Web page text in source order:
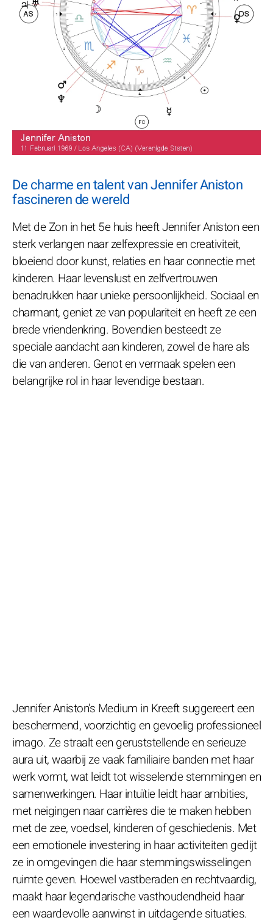
De charme en talent van Jennifer Aniston
fascineren de wereld
Met de Zon in het 5e huis heeft Jennifer Aniston een
sterk verlangen naar zelfexpressie en creativiteit,
bloeiend door kunst, relaties en haar connectie met
kinderen. Haar levenslust en zelfvertrouwen
benadrukken haar unieke persoonlijkheid. Sociaal en
charmant, geniet ze van populariteit en heeft ze een
brede vriendenkring. Bovendien besteedt ze
speciale aandacht aan kinderen, zowel de hare als
die van anderen. Genot en vermaak spelen een
belangrijke rol in haar levendige bestaan.
Jennifer Aniston's Medium in Kreeft suggereert een
beschermend, voorzichtig en gevoelig professioneel
imago. Ze straalt een geruststellende en serieuze
aura uit, waarbij ze vaak familiaire banden met haar
werk vormt, wat leidt tot wisselende stemmingen en
samenwerkingen. Haar intuïtie leidt haar ambities,
met neigingen naar carrières die te maken hebben
met de zee, voedsel, kinderen of geschiedenis. Met
een emotionele investering in haar activiteiten gedijt
ze in omgevingen die haar stemmingswisselingen
ruimte geven. Hoewel vastberaden en rechtvaardig,
maakt haar legendarische vasthoudendheid haar
een waardevolle aanwinst in uitdagende situaties.